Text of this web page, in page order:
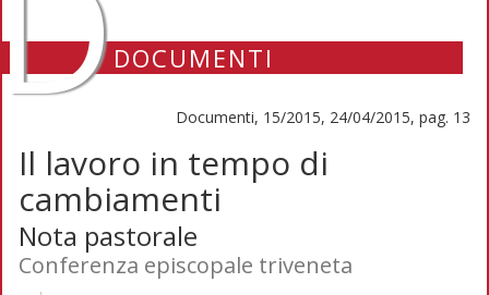
DOCUMENTI
Documenti, 15/2015, 24/04/2015, pag. 13
Il lavoro in tempo di
cambiamenti
Nota pastorale
Conferenza episcopale triveneta